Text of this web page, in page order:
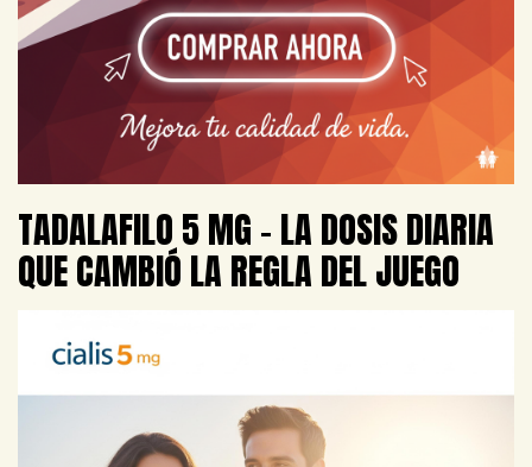
TADALAFILO 5 MG – LA DOSIS DIARIA
QUE CAMBIÓ LA REGLA DEL JUEGO